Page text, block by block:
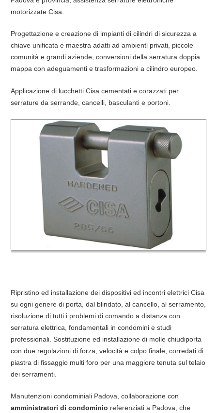
motorizzate Cisa.
Progettazione e creazione di impianti di cilindri di sicurezza a
chiave unificata e maestra adatti ad ambienti privati, piccole
comunità e grandi aziende, conversioni della serratura doppia
mappa con adeguamenti e trasformazioni a cilindro europeo.
Applicazione di lucchetti Cisa cementati e corazzati per
serrature da serrande, cancelli, basculanti e portoni.
Ripristino ed installazione dei dispositivi ed incontri elettrici Cisa
su ogni genere di porta, dal blindato, al cancello, al serramento,
risoluzione di tutti i problemi di comando a distanza con
serratura elettrica, fondamentali in condomini e studi
professionali. Sostituzione ed installazione di molle chiudiporta
con due regolazioni di forza, velocità e colpo finale, corredati di
piastra di fissaggio multi foro per una maggiore tenuta sul telaio
dei serramenti.
Manutenzioni condominiali Padova, collaborazione con
amministratori di condominio referenziati a Padova, che